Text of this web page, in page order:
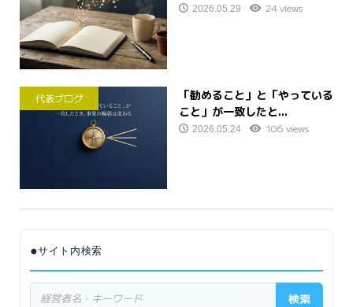
2026.05.29 24 views
代表ブログ
「勧めること」と「やっている
こと」が一致したと...
2026.05.24 106 views
●サイト内検索
検索